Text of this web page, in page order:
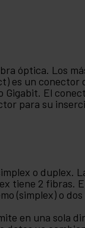
óptica. Los
es un
El
para su
o duplex.
tiene 2 fibras.
(simplex) o
en una sola